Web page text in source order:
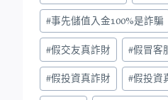
#事先儲值入金100%是詐騙
#假交友真詐財 #假冒客
#假投資真詐財 #假投資